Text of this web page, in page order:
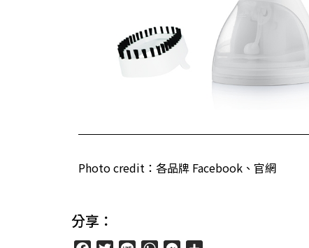
Photo credit：各品牌 Facebook、官網
分享：